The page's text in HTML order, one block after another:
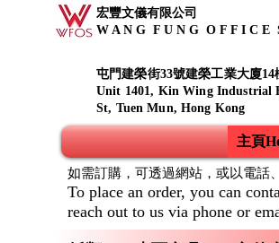
宏豐文儀有限公司
W A N G F U N G O F F I C E
屯門建榮街33號建榮工業大廈14
Unit 1401, Kin Wing Industrial
St, Tuen Mun, Hong Kong
主頁
如需訂購，可透過網站，或以電話
To place an order, you can
reach out to us via phone or